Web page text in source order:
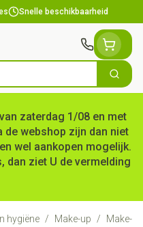
Snelle beschikbaarheid
Zoek
zaterdag 1/08 en met
de webshop zijn dan niet
wel aankopen mogelijk.
dan ziet U de vermelding
hygiëne / Make-up / Make-